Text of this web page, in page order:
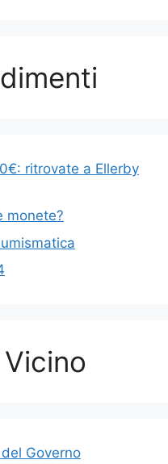
ritrovate a Ellerby
monete?
Governo